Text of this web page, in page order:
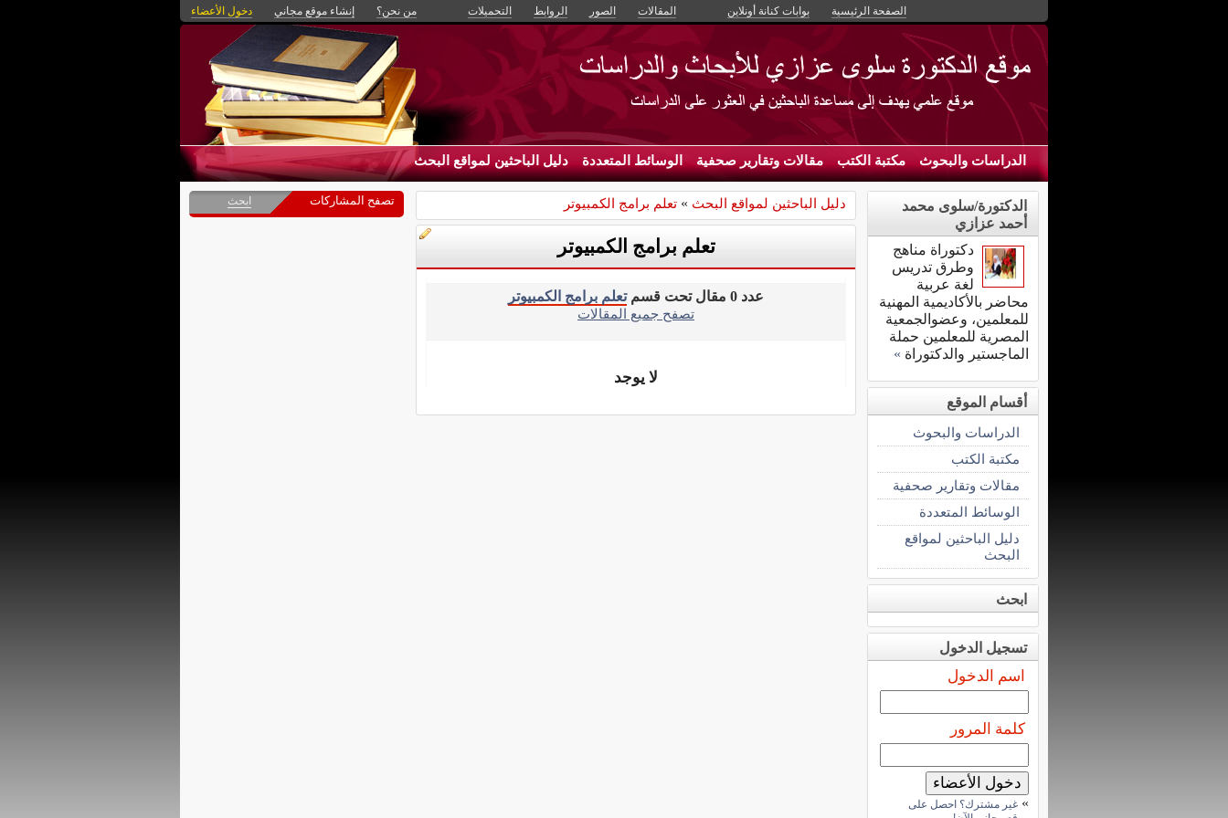
الصفحة الرئيسية بوابات كنانة أونلاين المقالات الصور الروابط التحميلات من نحن؟ إنشاء موقع مجاني دخول الأعضاء
الدراسات والبحوث مكتبة الكتب مقالات وتقارير صحفية الوسائط المتعددة دليل الباحثين لمواقع البحث
دليل الباحثين لمواقع البحث » تعلم برامج الكمبيوتر
تعلم برامج الكمبيوتر
عدد 0 مقال تحت قسم
تعلم برامج الكمبيوتر
تصفح جميع المقالات
لا يوجد
الدكتورة/سلوى محمد
أحمد عزازي
دكتوراة مناهج
وطرق تدريس
لغة عربية
محاضر بالأكاديمية المهنية
للمعلمين، وعضوالجمعية
المصرية للمعلمين حملة
الماجستير والدكتوراة »
أقسام الموقع
الدراسات والبحوث
مكتبة الكتب
مقالات وتقارير صحفية
الوسائط المتعددة
دليل الباحثين لمواقع
البحث
ابحث
تسجيل الدخول
اسم الدخول
كلمة المرور
» غير مشترك؟ احصل على
تصفح المشاركات ابحث